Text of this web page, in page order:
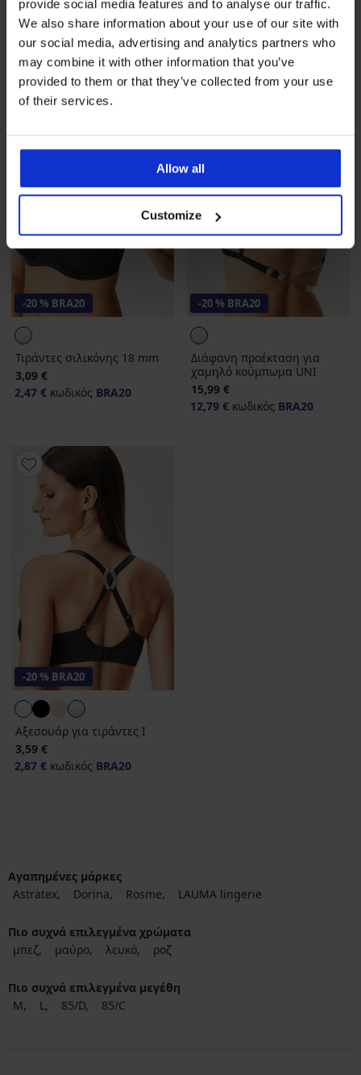
provide social media features and to analyse our traffic.
We also share information about your use of our site with
our social media, advertising and analytics partners who
may combine it with other information that you’ve
provided to them or that they’ve collected from your use
of their services.
Allow all
Customize
3,09 €
2,47 €κωδικόςBRA20
3,09 €
2,47 €κωδικός BRA20
-20 % BRA20
Τιράντες σιλικόνης 18 mm
3,09 €
2,47 € κωδικός BRA20
-20 % BRA20
Διάφανη προέκταση για
χαμηλό κούμπωμα UNI
15,99 €
12,79 € κωδικός BRA20
-20 % BRA20
Αξεσουάρ για τιράντες Ι
3,59 €
2,87 € κωδικός BRA20
Αγαπημένες μάρκες
Astratex
Dorina Rosme LAUMA lingerie
Πιο συχνά επιλεγμένα χρώματα
μπεζ
μαύρο λευκό ροζ
Πιο συχνά επιλεγμένα μεγέθη
M
L 85/D 85/C